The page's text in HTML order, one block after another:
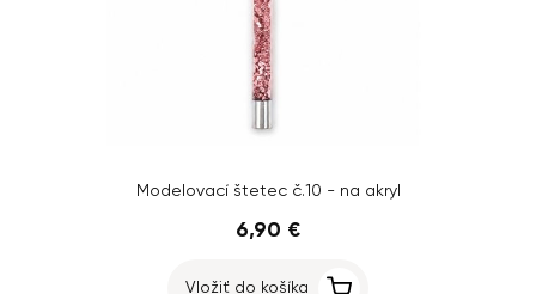
Modelovací štetec č.10 - na akryl
6,90 €
Vložiť do košíka